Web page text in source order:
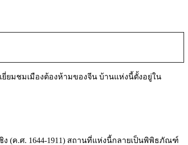
ยมชมเมืองต้องห้ามของจีน บ้านแห่งนี้ตั้งอยู่ใน
ง (ค.ศ. 1644-1911) สถานที่แห่งนี้กลายเป็นพิพิธภัณฑ์